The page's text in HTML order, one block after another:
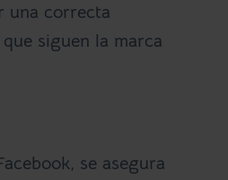
una correcta
siguen la marca
se asegura